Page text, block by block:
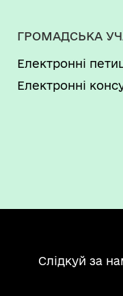
ГРОМАДСЬКА
Електронні
Електронні
Слідкуй за